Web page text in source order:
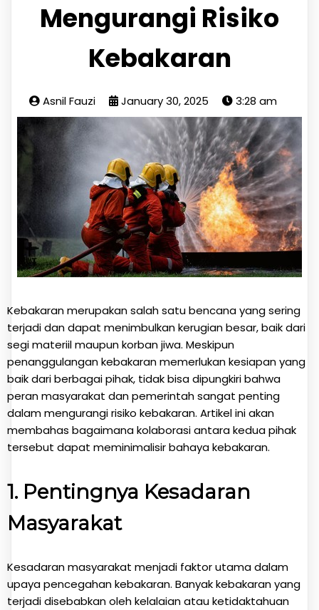
Mengurangi Risiko
Kebakaran
Asnil Fauzi January 30, 2025 3:28 am
Kebakaran merupakan salah satu bencana yang sering
terjadi dan dapat menimbulkan kerugian besar, baik dari
segi materiil maupun korban jiwa. Meskipun
penanggulangan kebakaran memerlukan kesiapan yang
baik dari berbagai pihak, tidak bisa dipungkiri bahwa
peran masyarakat dan pemerintah sangat penting
dalam mengurangi risiko kebakaran. Artikel ini akan
membahas bagaimana kolaborasi antara kedua pihak
tersebut dapat meminimalisir bahaya kebakaran.
1. Pentingnya Kesadaran
Masyarakat
Kesadaran masyarakat menjadi faktor utama dalam
upaya pencegahan kebakaran. Banyak kebakaran yang
terjadi disebabkan oleh kelalaian atau ketidaktahuan